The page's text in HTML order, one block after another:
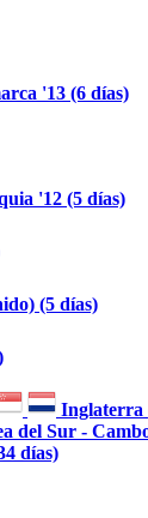
'13 (6 días)
'12 (5 días)
(5 días)
Inglaterra
del Sur -
días)